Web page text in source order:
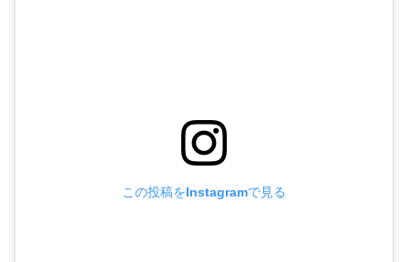
この投稿をInstagramで見る